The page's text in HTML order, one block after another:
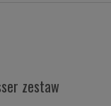
zestaw